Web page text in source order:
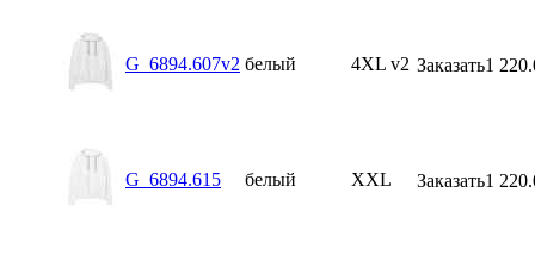
G_6894.607v2 белый 4XL v2 Заказать1
G_6894.615 белый XXL Заказать1